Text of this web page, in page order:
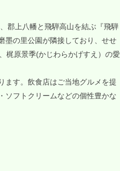
郡上八幡と飛騨高山を結ぶ『飛騨
墨の里公園が隣接しており、せせ
梶原景季(かじわらかげすえ）の愛
ます。飲食店はご当地グルメを提
ソフトクリームなどの個性豊かな